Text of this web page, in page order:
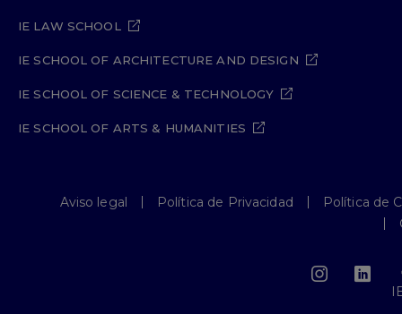
IE LAW SCHOOL
IE SCHOOL OF ARCHITECTURE AND DESIGN
IE SCHOOL OF SCIENCE & TECHNOLOGY
IE SCHOOL OF ARTS & HUMANITIES
Aviso legal Política de Privacidad
Política de